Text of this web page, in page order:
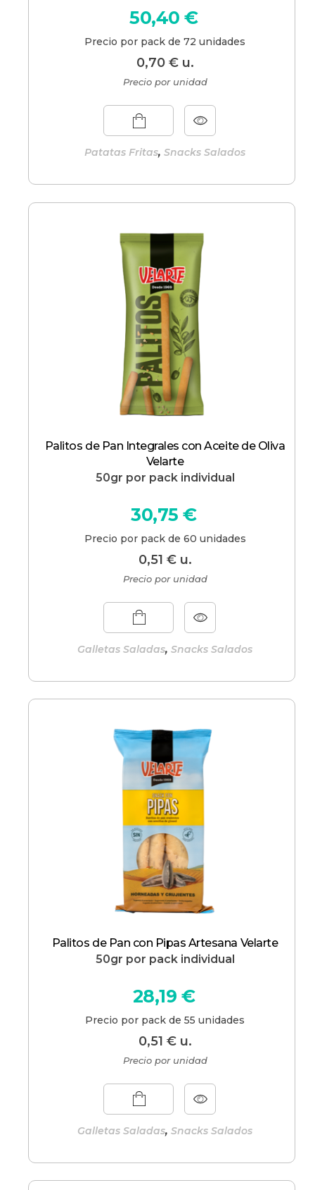
0,70 €u.
50,40€
Precio por pack de 72 unidades
Patatas Fritas,Snacks Salados
Precio por unidad
Palitos de Pan Integrales con Aceite de Oliva
Velarte
50gr por pack individual
0,51 €u.
30,75€
Precio por pack de 60 unidades
Galletas Saladas,Snacks Salados
Precio por unidad
Palitos de Pan con Pipas Artesana Velarte
50gr por pack individual
0,51 €u.
28,19 €
Precio por pack de 55 unidades
Galletas Saladas,Snacks Salados
Precio por unidad